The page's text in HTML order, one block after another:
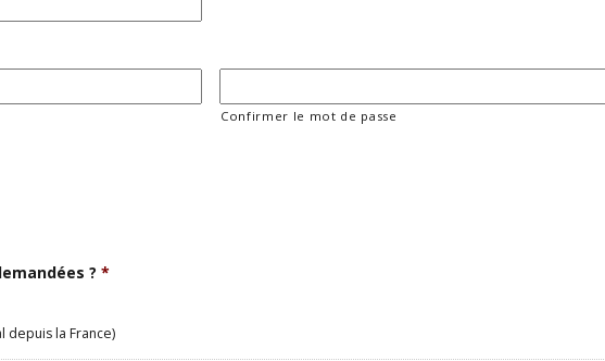
Confirmer le mot de passe
? *
depuis la France)